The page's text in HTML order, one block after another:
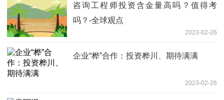
咨询工程师投资含金量高吗？值得考
吗？-全球观点
2023-02-26
企业“桦”合作：投资桦川、期待满满
2023-02-26